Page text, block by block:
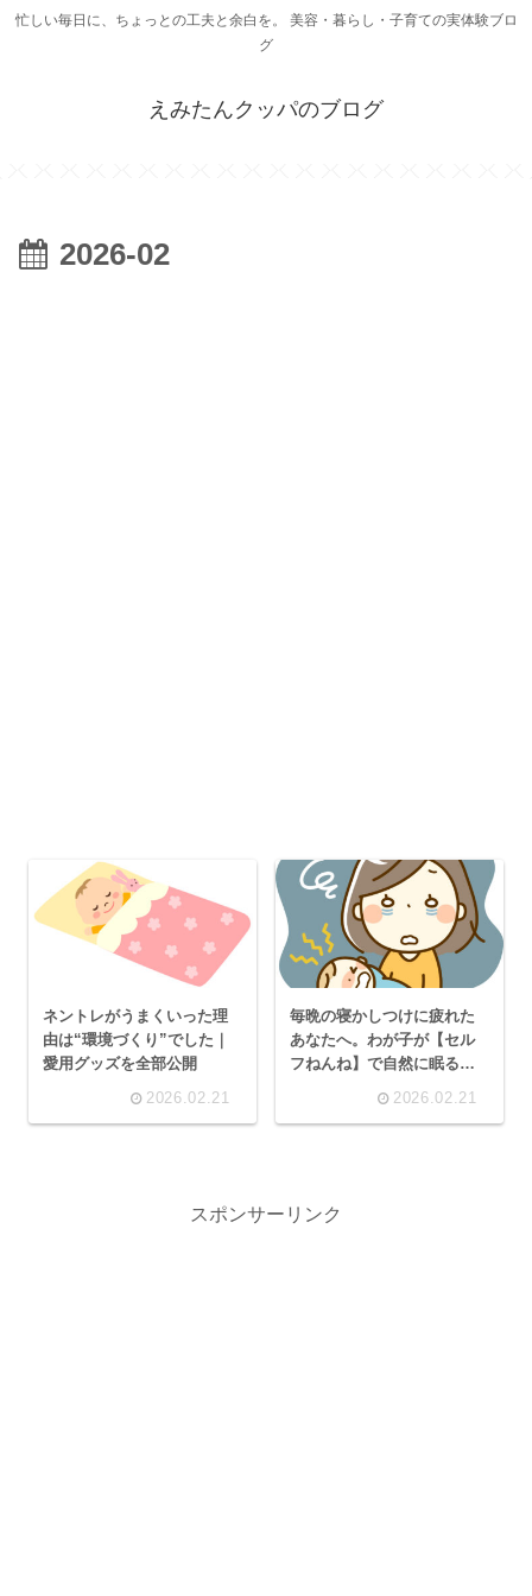
忙しい毎日に、ちょっとの工夫と余白を。 美容・暮らし・子育ての実体験ブロ
グ
えみたんクッパのブログ
2026-02
ネントレがうまくいった理
由は“環境づくり”でした｜
愛用グッズを全部公開
2026.02.21
毎晩の寝かしつけに疲れた
あなたへ。わが子が【セル
フねんね】で自然に眠るよ
うになった話〜生後4ヶ月か
2026.02.21
スポンサーリンク